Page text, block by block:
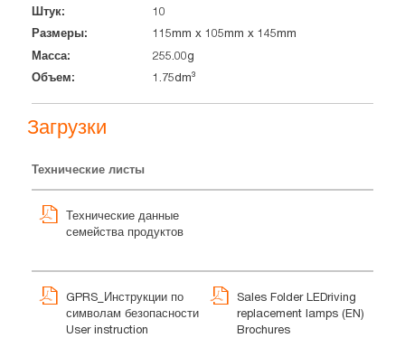
10
115mm x 105mm x 145mm
255.00g
1.75dm³
Загрузки
Технические листы
Технические данные
семейства продуктов
GPRS_Инструкции по
символам безопасности
User instruction
Sales Folder LEDriving
replacement lamps (EN)
Brochures